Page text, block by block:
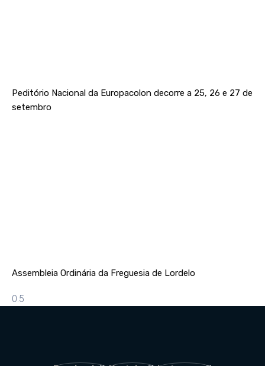
Peditório Nacional da Europacolon decorre a 25, 26 e 27 de
setembro
Assembleia Ordinária da Freguesia de Lordelo